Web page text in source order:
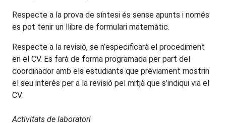
Respecte a la prova de síntesi és sense apunts i només
es pot tenir un llibre de formulari matemàtic.
Respecte a la revisió, se n’especificarà el procediment
en el CV. Es farà de forma programada per part del
coordinador amb els estudiants que prèviament mostrin
el seu interès per a la revisió pel mitjà que s’indiqui via el
CV.
Activitats de laboratori